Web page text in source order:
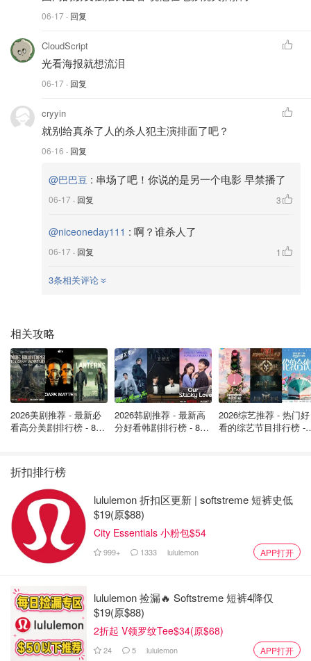
旅，结果却在泰国揭开了一个震惊全家的真相——
不是她的丈夫……
《给阿嬷的情书》北美上映预告片
在走进影院前，先来通过官方预告片感受一下那份直击心灵
的震撼吧。车马很慢的年代，“木”与“叶”的思念，全靠文字
跨海相连。
👉
点击在 YouTube 上观看《给阿嬷的情书》官方预告
✨ 必看亮点：为什么全网都在推它？
1️⃣ 哭湿纸巾的“中式浪漫与坚守”
信）。在那个车马很慢的年代，一生只够爱一个人。阿嬷半
生的守候，和那一封封跨越山海的信件，把中国人那种含
蓄、深沉、大义凛然的情谊展现得淋漓尽致。没有刻意的煽
情，却刀刀扎在泪点上！
06-17 · 回复
CloudScript
光看海报就想流泪
06-17 · 回复
cryyin
就别给真杀了人的杀人犯主演排面了吧？
06-16 · 回复
@巴巴豆 : 串场了吧！你说的是另一个电影 早禁播了
06-17 · 回复 3
@niceoneday111 : 啊？谁杀人了
06-17 · 回复 1
3条相关评论
相关攻略
2026美剧推荐 - 最新必
看高分美剧排行榜 - 8月
2026韩剧推荐 - 最新高
分好看韩剧排行榜 - 8月
2026综艺推荐 - 热门好
看的综艺节目排行榜 -
折扣排行榜
lululemon 折扣区更新 | softstreme 短裤史低
$19(原$88)
City Essentials 小粉包$54
999+ 1333 lululemon APP打开
lululemon 捡漏🔥 Softstreme 短裤4降仅
$19(原$88)
2折起 V领罗纹Tee$34(原$68)
24 5 lululemon APP打开